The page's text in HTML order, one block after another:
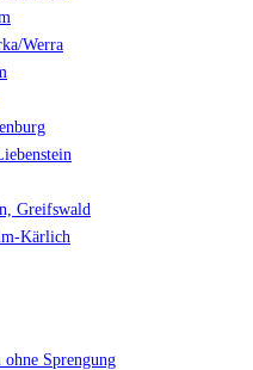
Werra
Greifswald
Kärlich
Sprengung